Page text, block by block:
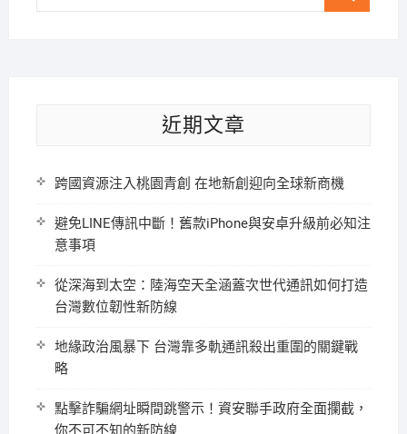
近期文章
跨國資源注入桃園青創 在地新創迎向全球新商機
避免LINE傳訊中斷！舊款iPhone與安卓升級前必知注
意事項
從深海到太空：陸海空天全涵蓋次世代通訊如何打造
台灣數位韌性新防線
地緣政治風暴下 台灣靠多軌通訊殺出重圍的關鍵戰
略
點擊詐騙網址瞬間跳警示！資安聯手政府全面攔截，
你不可不知的新防線